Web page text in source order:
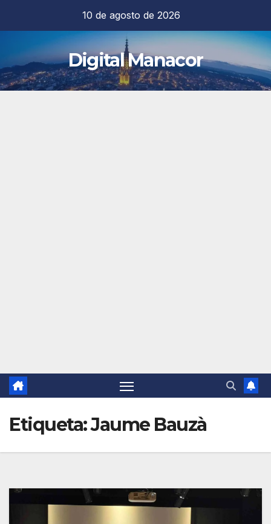
contenido
10 de agosto de 2026
Digital Manacor
Etiqueta:Jaume Bauzà